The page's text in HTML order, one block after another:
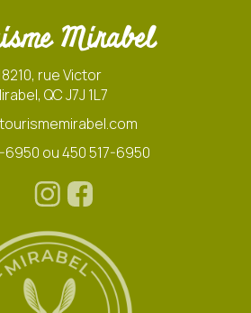
Mirabel
rue Victor
QC J7J 1L7
6950 ou 450 517-6950